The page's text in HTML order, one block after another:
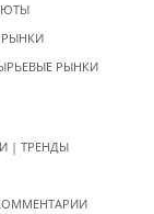
РЫНКИ
| ТРЕНДЫ